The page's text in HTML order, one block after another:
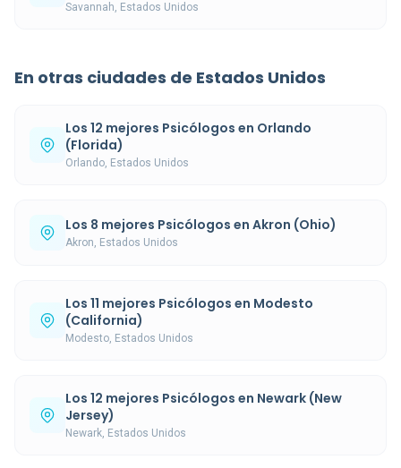
Savannah, Estados Unidos
En otras ciudades de Estados Unidos
Los 12 mejores Psicólogos en Orlando
(Florida)
Orlando, Estados Unidos
Los 8 mejores Psicólogos en Akron (Ohio)
Akron, Estados Unidos
Los 11 mejores Psicólogos en Modesto
(California)
Modesto, Estados Unidos
Los 12 mejores Psicólogos en Newark (New
Jersey)
Newark, Estados Unidos